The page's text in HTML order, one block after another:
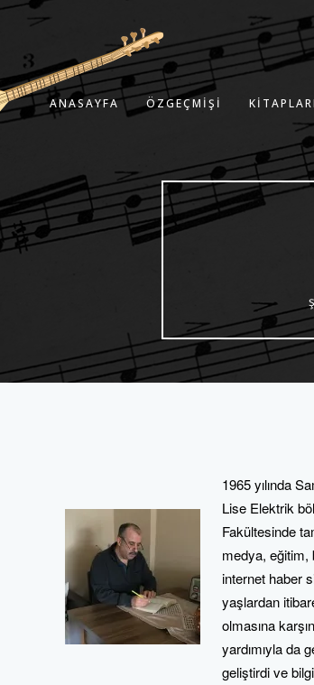
ANASAYFA ÖZGEÇMIŞI KITAPLARI
1965 yılında
Lise Elektrik
Fakültesinde
medya, eğitim,
internet haber
yaşlardan
olmasına
yardımıyla da
geliştirdi ve